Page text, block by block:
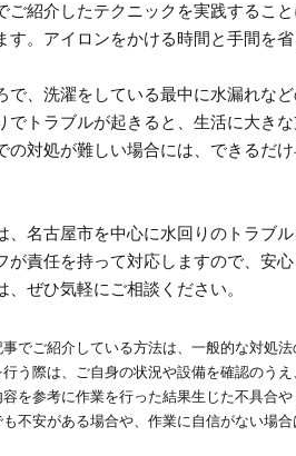
ご紹介したテクニックを実践するこ
す。アイロンをかける時間と手間を
で、洗濯をしている最中に水漏れな
でトラブルが起きると、生活に大き
の対処が難しい場合には、できるだ
、名古屋市を中心に水回りのトラブ
が責任を持って対応しますので、安
、ぜひ気軽にご相談ください。
でご紹介している方法は、一般的な対処法
う際は、ご自身の状況や設備を確認のう
を参考に作業を行った結果生じた不具合
も不安がある場合や、作業に自信がない場